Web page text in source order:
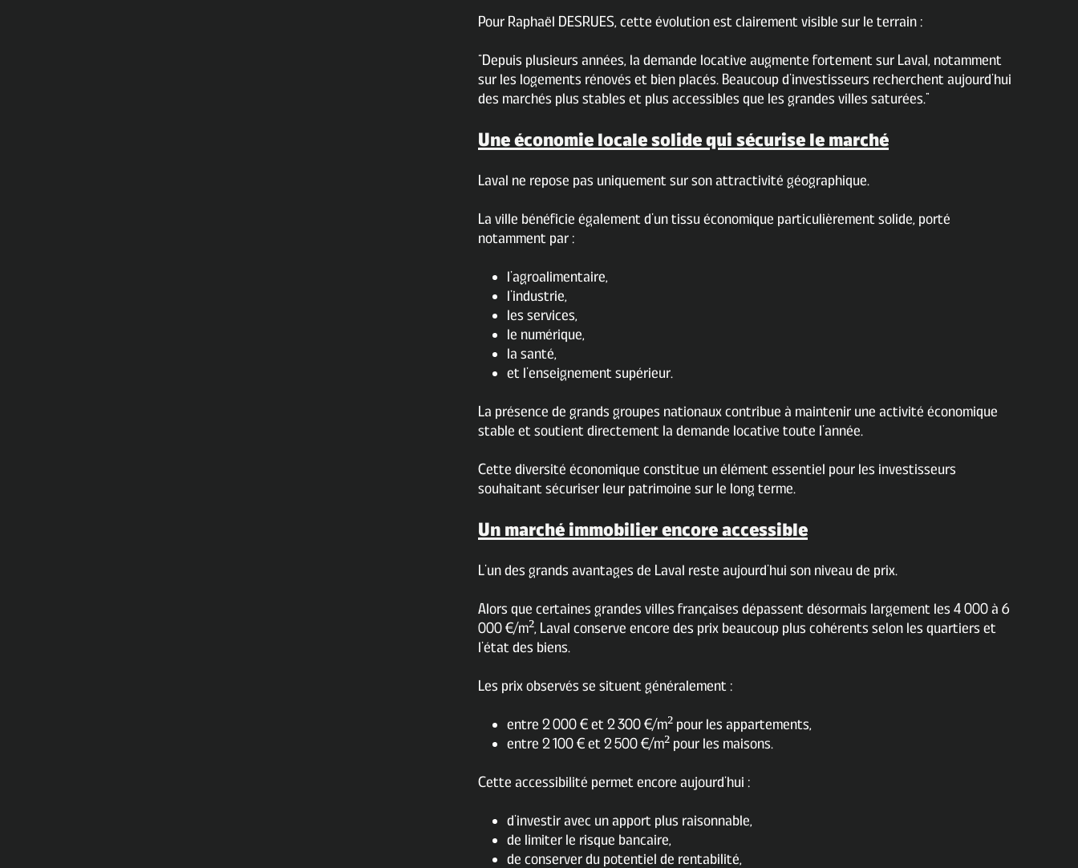
Pour Raphaël DESRUES, cette évolution est clairement visible sur le terrain :
“Depuis plusieurs années, la demande locative augmente fortement sur Laval, notamment
sur les logements rénovés et bien placés. Beaucoup d’investisseurs recherchent aujourd’hui
des marchés plus stables et plus accessibles que les grandes villes saturées.”
Une économie locale solide qui sécurise le marché
Laval ne repose pas uniquement sur son attractivité géographique.
La ville bénéficie également d’un tissu économique particulièrement solide, porté
notamment par :
l’agroalimentaire,
l’industrie,
les services,
le numérique,
la santé,
et l’enseignement supérieur.
La présence de grands groupes nationaux contribue à maintenir une activité économique
stable et soutient directement la demande locative toute l’année.
Cette diversité économique constitue un élément essentiel pour les investisseurs
souhaitant sécuriser leur patrimoine sur le long terme.
Un marché immobilier encore accessible
L’un des grands avantages de Laval reste aujourd’hui son niveau de prix.
Alors que certaines grandes villes françaises dépassent désormais largement les 4 000 à 6
000 €/m², Laval conserve encore des prix beaucoup plus cohérents selon les quartiers et
l’état des biens.
Les prix observés se situent généralement :
entre 2 000 € et 2 300 €/m² pour les appartements,
entre 2 100 € et 2 500 €/m² pour les maisons.
Cette accessibilité permet encore aujourd’hui :
d’investir avec un apport plus raisonnable,
de limiter le risque bancaire,
de conserver du potentiel de rentabilité,